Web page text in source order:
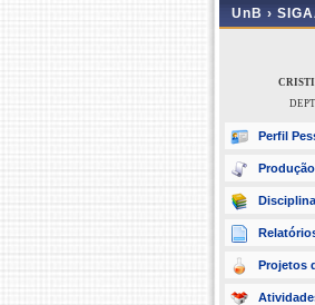
UnB ›
Perfil
Projetos